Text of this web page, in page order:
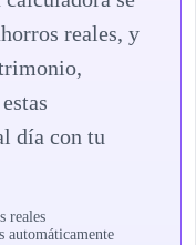
reales, y
día con tu
reales
automáticamente